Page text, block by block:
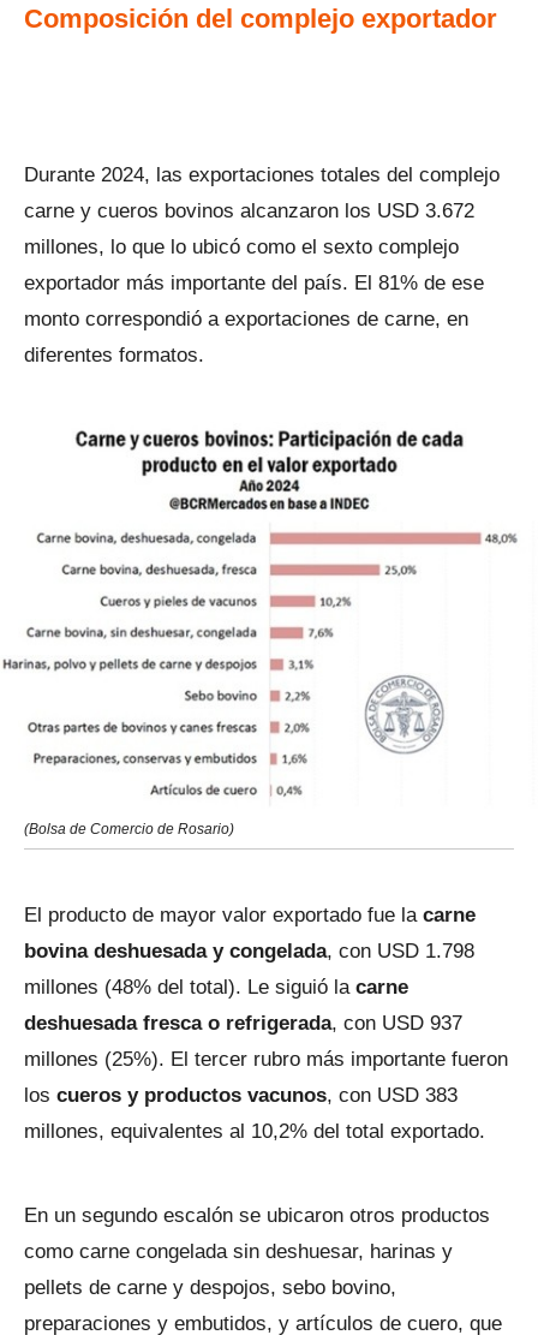
Composición del complejo exportador
Durante 2024, las exportaciones totales del complejo
carne y cueros bovinos alcanzaron los USD 3.672
millones, lo que lo ubicó como el sexto complejo
exportador más importante del país. El 81% de ese
monto correspondió a exportaciones de carne, en
diferentes formatos.
(Bolsa de Comercio de Rosario)
El producto de mayor valor exportado fue la carne
bovina deshuesada y congelada, con USD 1.798
millones (48% del total). Le siguió la carne
deshuesada fresca o refrigerada, con USD 937
millones (25%). El tercer rubro más importante fueron
los cueros y productos vacunos, con USD 383
millones, equivalentes al 10,2% del total exportado.
En un segundo escalón se ubicaron otros productos
como carne congelada sin deshuesar, harinas y
pellets de carne y despojos, sebo bovino,
preparaciones y embutidos, y artículos de cuero, que